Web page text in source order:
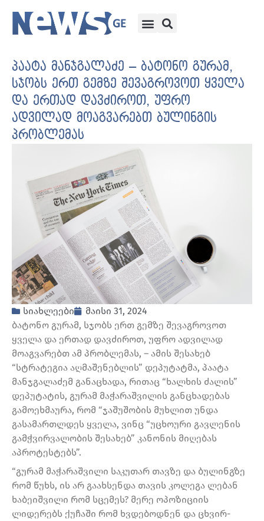
პაატა მანჯგალაძე – ბატონო გურამ,
სჯობს ერთ გემზე შევაგროვოთ ყველა
და ერთად დავძიროთ, უფრო
ადვილად მოაგვარებთ ბულინგის
პრობლემას
სიახლეები
მაისი 31, 2024
ბატონო გურამ, სჯობს ერთ გემზე შევაგროვოთ
ყველა და ერთად დავძიროთ, უფრო ადვილად
მოაგვარებთ ამ პრობლემას, – ამის შესახებ
“სტრატეგია აღმაშენებლის” დეპუტატმა, პაატა
მანჯგალაძემ განაცხადა, რითაც “ხალხის ძალის”
დეპუტატის, გურამ მაჭარაშვილის განცხადებას
გამოეხმაურა, რომ “ჯაშუშობის მუხლით უნდა
გასამართლდეს ყველა, ვინც “უცხოური გავლენის
გამჭვირვალობის შესახებ” კანონის მიღებას
აპროტესტებს”.
“გურამ მაჭარაშვილი საკუთარ თავზე და ბულინგზე
რომ წუხს, ის არ გაახსენდა თავის კოლეგა ლებან
ხაბეიშვილი რომ სცემეს? მერე ოპოზიციის
ლიდერებს ქუჩაში რომ ხვდებოდნენ და ცხვირ-